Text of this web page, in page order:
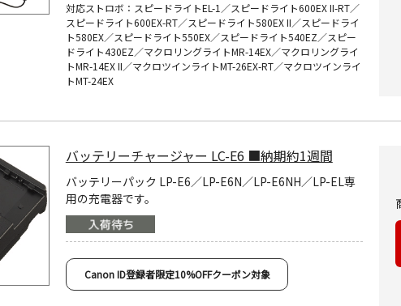
対応ストロボ：スピードライトEL-1／スピードライト600EX II-RT／
スピードライト600EX-RT／スピードライト580EX II／スピードライ
ト580EX／スピードライト550EX／スピードライト540EZ／スピー
ドライト430EZ／マクロリングライトMR-14EX／マクロリングライ
トMR-14EX II／マクロツインライトMT-26EX-RT／マクロツインライ
トMT-24EX
バッテリーチャージャー LC-E6 ■納期約1週間
バッテリーパック LP-E6／LP-E6N／LP-E6NH／LP-EL専
用の充電器です。
Canon ID登録者限定10%OFFクーポン対象